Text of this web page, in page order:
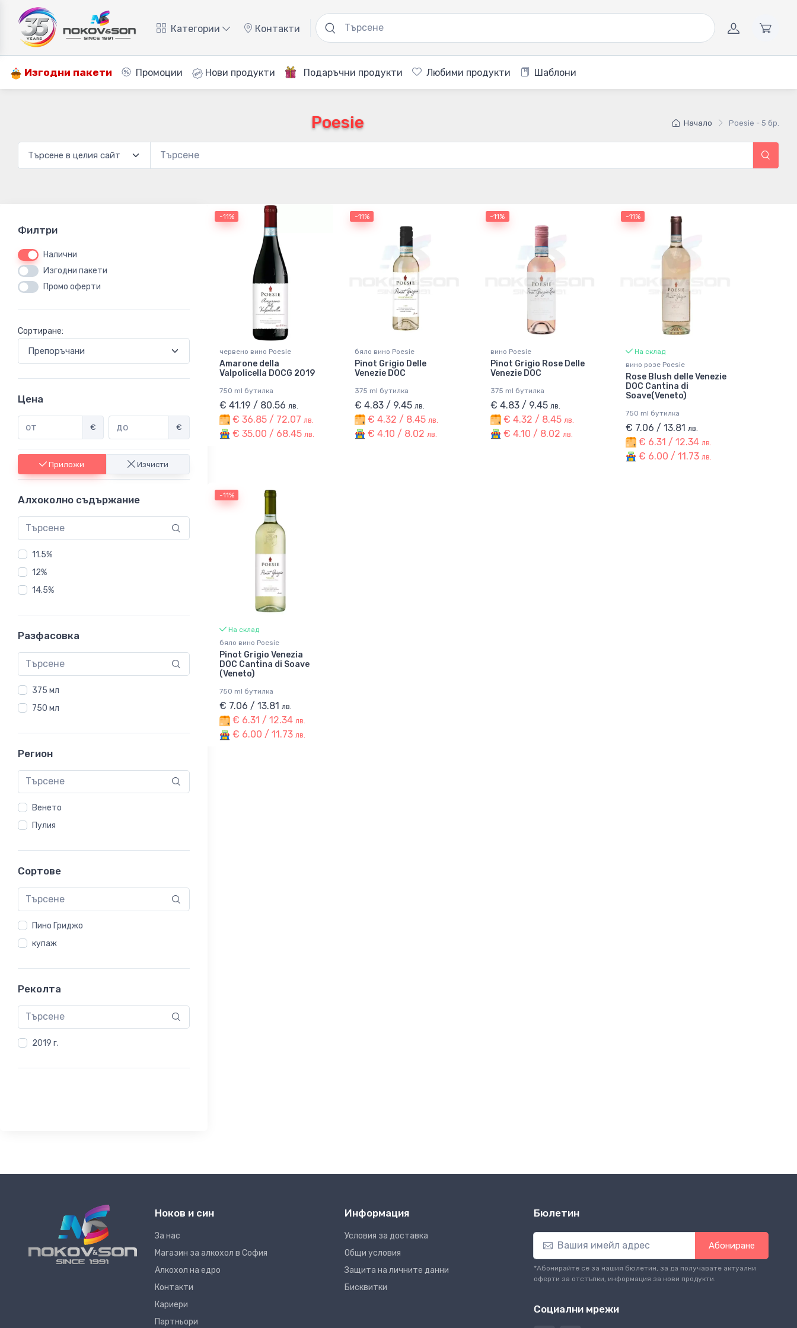
Категории Контакти
Изгодни пакети Промоции Нови продукти Подаръчни продукти Любими продукти Шаблони
Poesie Начало Poesie - 5 бр.
Филтри
Налични
Изгодни пакети
Промо оферти
Сортиране:
Цена
€ €
Приложи Изчисти
Алхоколно съдържание
11.5%
12%
14.5%
Разфасовка
375 мл
750 мл
Регион
Венето
Пулия
Сортове
Пино Гриджо
купаж
Реколта
2019 г.
-11%
червено вино Poesie
Amarone della
Valpolicella DOCG 2019
750 ml бутилка
€ 41.19 / 80.56 лв.
€ 36.85 / 72.07 лв.
€ 35.00 / 68.45 лв.
-11%
бяло вино Poesie
Pinot Grigio Delle
Venezie DOC
375 ml бутилка
€ 4.83 / 9.45 лв.
€ 4.32 / 8.45 лв.
€ 4.10 / 8.02 лв.
-11%
вино Poesie
Pinot Grigio Rose Delle
Venezie DOC
375 ml бутилка
€ 4.83 / 9.45 лв.
€ 4.32 / 8.45 лв.
€ 4.10 / 8.02 лв.
-11%
На склад
вино розе Poesie
Rose Blush delle Venezie
DOC Cantina di
Soave(Veneto)
750 ml бутилка
€ 7.06 / 13.81 лв.
€ 6.31 / 12.34 лв.
€ 6.00 / 11.73 лв.
-11%
На склад
бяло вино Poesie
Pinot Grigio Venezia
DOC Cantina di Soave
(Veneto)
750 ml бутилка
€ 7.06 / 13.81 лв.
€ 6.31 / 12.34 лв.
€ 6.00 / 11.73 лв.
Ноков и син
За нас
Магазин за алкохол в София
Алкохол на едро
Контакти
Кариери
Партньори
Информация
Условия за доставка
Общи условия
Защита на личните данни
Бисквитки
Бюлетин
Абониране
*Абонирайте се за нашия бюлетин, за да получавате актуални
оферти за отстъпки, информация за нови продукти.
Социални мрежи